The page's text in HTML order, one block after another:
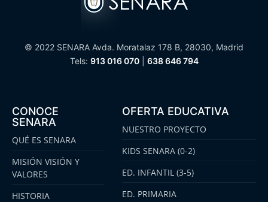
© 2022 SENARA Avda. Moratalaz 178 B, 28030, Madrid
Tels: 913 016 070| 638 646 794
CONOCE
SENARA
QUÉ ES SENARA
MISIÓN VISIÓN Y
VALORES
HISTORIA
OFERTA EDUCATIVA
NUESTRO PROYECTO
KIDS SENARA (0-2)
ED. INFANTIL (3-5)
ED. PRIMARIA